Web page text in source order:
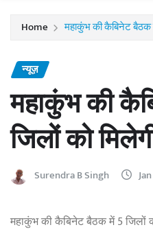
Home महाकुंभ की कैबिनेट बैठक
न्यूज़
महाकुंभ की
जिलों को
Surendra B Singh
महाकुंभ की कैबिनेट बैठक में 5 जिलों